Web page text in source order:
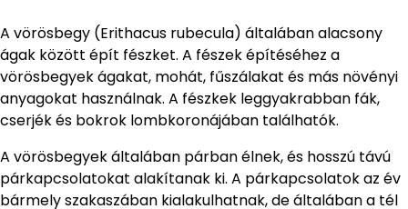
A vörösbegy (Erithacus rubecula) általában alacsony
ágak között épít fészket. A fészek építéséhez a
vörösbegyek ágakat, mohát, fűszálakat és más növényi
anyagokat használnak. A fészkek leggyakrabban fák,
cserjék és bokrok lombkoronájában találhatók.
A vörösbegyek általában párban élnek, és hosszú távú
párkapcsolatokat alakítanak ki. A párkapcsolatok az év
bármely szakaszában kialakulhatnak, de általában a tél